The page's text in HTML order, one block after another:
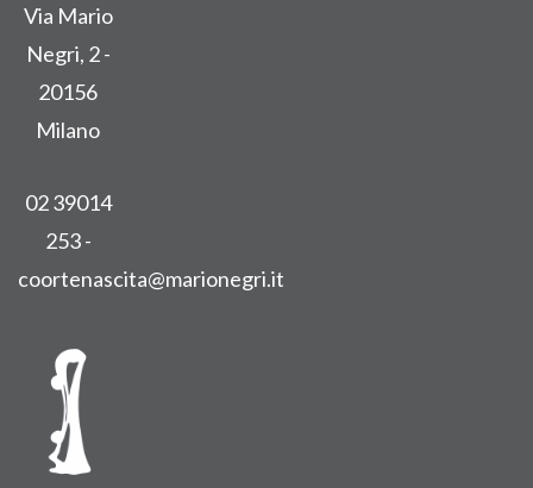
Via Mario
Negri, 2 -
20156
Milano
02 39014
253 -
coortenascita@marionegri.it